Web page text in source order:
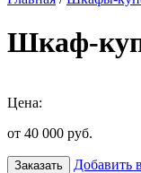
Шкаф-
Цена:
от 40 000 руб.
Заказать Добавить